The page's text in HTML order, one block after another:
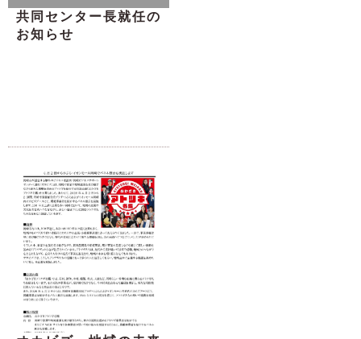
共同センター長就任の
お知らせ